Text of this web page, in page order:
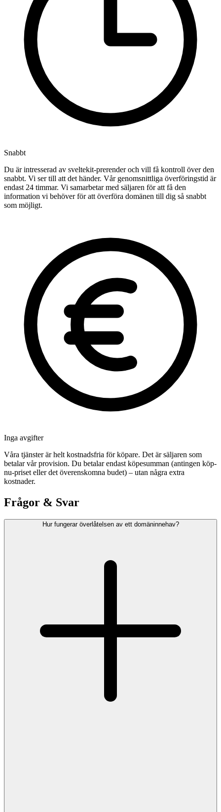
Snabbt
Du är intresserad av sveltekit-prerender och vill få kontroll över den
snabbt. Vi ser till att det händer. Vår genomsnittliga överföringstid är
endast 24 timmar. Vi samarbetar med säljaren för att få den
information vi behöver för att överföra domänen till dig så snabbt
som möjligt.
Inga avgifter
Våra tjänster är helt kostnadsfria för köpare. Det är säljaren som
betalar vår provision. Du betalar endast köpesumman (antingen köp-
nu-priset eller det överenskomna budet) – utan några extra
kostnader.
Frågor & Svar
Hur fungerar överlåtelsen av ett domäninnehav?